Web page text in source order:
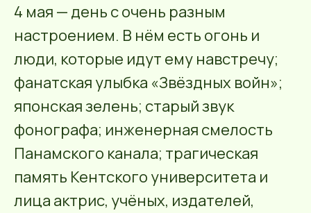
4 мая — день с очень разным
настроением. В нём есть огонь и
люди, которые идут ему навстречу;
фанатская улыбка «Звёздных войн»;
японская зелень; старый звук
фонографа; инженерная смелость
Панамского канала; трагическая
память Кентского университета и
лица актрис, учёных, издателей,